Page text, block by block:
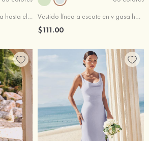
Tubo escote bandeja gasa hasta el suelo vestido de dama de honor
Vestido línea a escote en v gasa hasta el suelo vestido de dama de honor
$111.00